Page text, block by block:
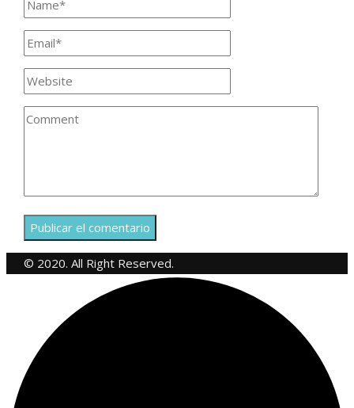
© 2020. All Right Reserved.